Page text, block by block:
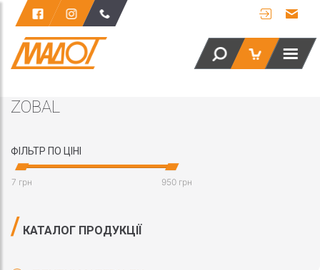
ZOBAL
ФІЛЬТР ПО ЦІНІ
7 грн 950 грн
КАТАЛОГ ПРОДУКЦІЇ